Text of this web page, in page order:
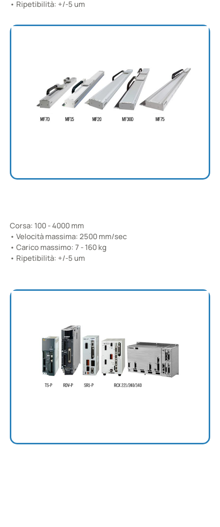
• Ripetibilità: +/-5 um
Con Motore Lineare Iron Core
Corsa: 100 - 4000 mm
• Velocità massima: 2500 mm/sec
• Carico massimo: 7 - 160 kg
• Ripetibilità: +/-5 um